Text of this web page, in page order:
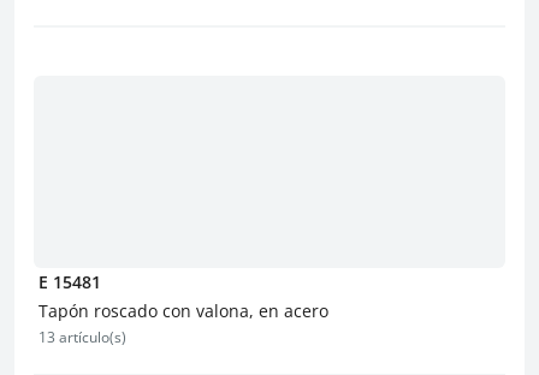
E 15481
Tapón roscado con valona, en acero
13 artículo(s)